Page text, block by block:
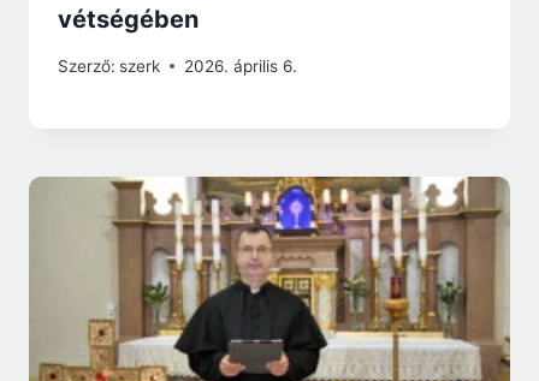
vétségében
Szerző: szerk 2026. április 6.